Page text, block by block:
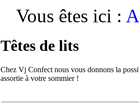
Vous êtes ici :
Têtes de lits
Chez Vj Confect nous vous donnons la
assortie à votre sommier !